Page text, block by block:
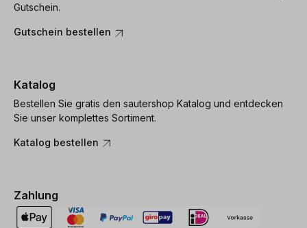
Gutschein.
Gutschein bestellen
Katalog
Bestellen Sie gratis den sautershop Katalog und entdecken
Sie unser komplettes Sortiment.
Katalog bestellen
Zahlung